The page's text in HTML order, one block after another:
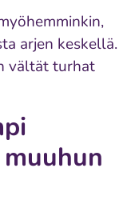
arjen keskellä.
vältät turhat